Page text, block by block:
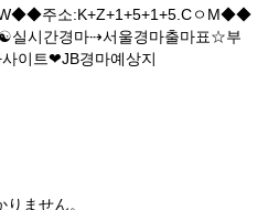
W◆◆주소:K+Z+1+5+1+5.CㅇM◆◆
실시간경마⇢서울경마출마표☆부
이트❤JB경마예상지
ません。